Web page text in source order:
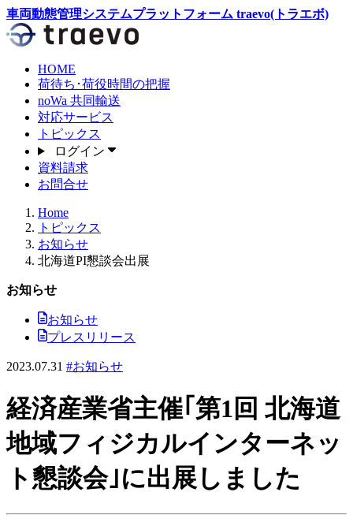
車両動態管理システムプラットフォーム traevo(トラエボ)
HOME
荷待ち･荷役時間の把握
noWa 共同輸送
対応サービス
トピックス
ログイン
資料請求
お問合せ
Home
トピックス
お知らせ
北海道PI懇談会出展
お知らせ
お知らせ
プレスリリース
2023.07.31 #お知らせ
経済産業省主催｢第1回 北海道
地域フィジカルインターネッ
ト懇談会｣に出展しました